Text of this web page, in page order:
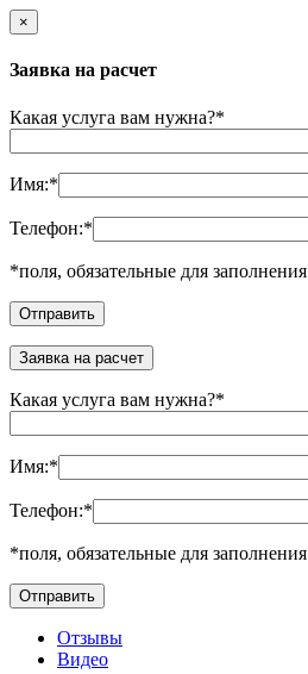
×
Заявка на расчет
Какая услуга вам нужна?*
Имя:*
Телефон:*
*поля, обязательные для заполнения
Заявка на расчет
Какая услуга вам нужна?*
Имя:*
Телефон:*
*поля, обязательные для заполнения
Отзывы
Видео